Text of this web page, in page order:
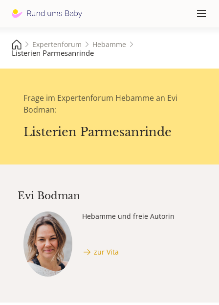
≡
Expertenforum Hebamme
Listerien Parmesanrinde
Frage im Expertenforum Hebamme an Evi
Bodman:
Listerien Parmesanrinde
Evi Bodman
Hebamme und freie Autorin
zur Vita